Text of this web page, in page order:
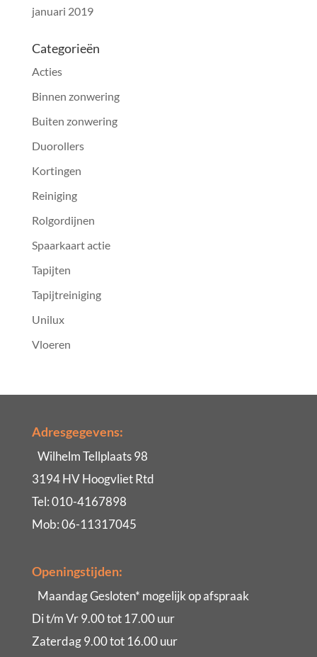
januari 2019
Categorieën
Acties
Binnen zonwering
Buiten zonwering
Duorollers
Kortingen
Reiniging
Rolgordijnen
Spaarkaart actie
Tapijten
Tapijtreiniging
Unilux
Vloeren
Adresgegevens:
Wilhelm Tellplaats 98
3194 HV Hoogvliet Rtd
Tel: 010-4167898
Mob: 06-11317045
Openingstijden:
Maandag Gesloten* mogelijk op afspraak
Di t/m Vr 9.00 tot 17.00 uur
Zaterdag 9.00 tot 16.00 uur